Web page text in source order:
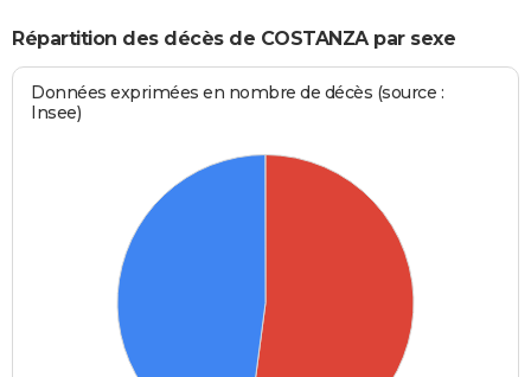
Répartition des décès de COSTANZA par sexe
Données exprimées en nombre de décès (source :
Insee)